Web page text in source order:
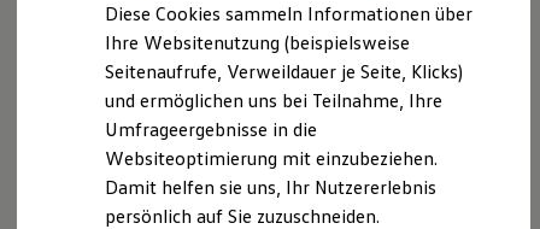
Behörden
Direktkunden
Sonderfahrzeuge
Anpfiff zum Gewinn
Elektromobilität
Elektroautos
ID. Tutorials
Elektrofahrzeugkonzepte
ID. EVERY1
Reichweite
, Version 6.5.2
Copyright (c) 2014 Nathan LaFreniere and other
contributors
, Version 6.5.0
BSD 3-Clause License
react-transition-group, Version 2.5.0
Diese Cookies sammeln Informationen über
Ihre Websitenutzung (beispielsweise
Seitenaufrufe, Verweildauer je Seite, Klicks)
und ermöglichen uns bei Teilnahme, Ihre
Umfrageergebnisse in die
Websiteoptimierung mit einzubeziehen.
Damit helfen sie uns, Ihr Nutzererlebnis
persönlich auf Sie zuzuschneiden.